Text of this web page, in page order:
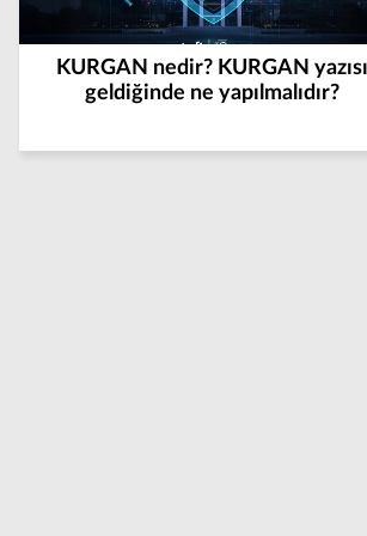
KURGAN nedir? KURGAN
geldiğinde ne yapılmalıdır?